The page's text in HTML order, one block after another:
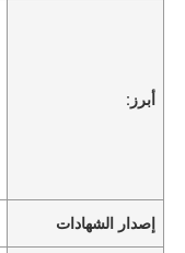
أبرز:
إصدار الشهادات